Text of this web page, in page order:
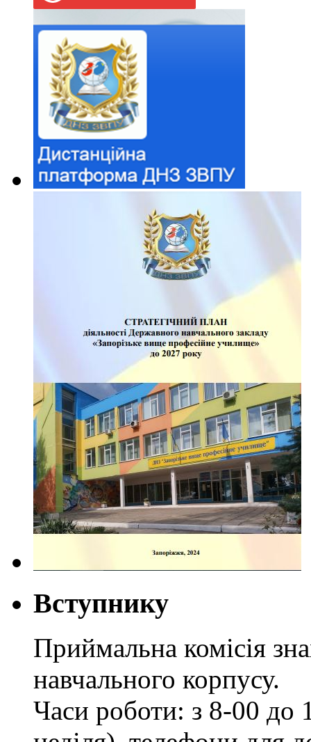
Вступнику
Приймальна комісія
навчального корпусу.
Часи роботи: з 8-00 до